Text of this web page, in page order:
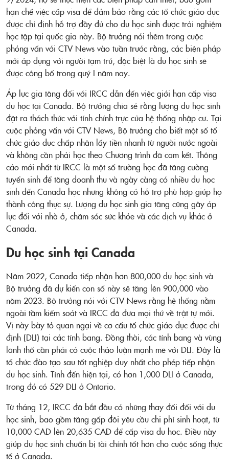
hạn chế việc cấp visa để đảm bảo rằng các tổ chức giáo dục
được chỉ định hỗ trợ đầy đủ cho du học sinh được trải nghiệm
học tập tại quốc gia này. Bộ trưởng nói thêm trong cuộc
phỏng vấn với CTV News vào tuần trước rằng, các biện pháp
mới áp dụng với người tạm trú, đặc biệt là du học sinh sẽ
được công bố trong quý I năm nay.
Áp lực gia tăng đối với IRCC dẫn đến việc giới hạn cấp visa
du học tại Canada. Bộ trưởng chia sẻ rằng lượng du học sinh
đặt ra thách thức với tính chính trực của hệ thống nhập cư. Tại
cuộc phỏng vấn với CTV News, Bộ trưởng cho biết một số tổ
chức giáo dục chấp nhận lấy tiền nhanh từ người nước ngoài
và không cần phải học theo Chương trình đã cam kết. Thông
cáo mới nhất từ IRCC là một số trường học đã tăng cường
tuyển sinh để tăng doanh thu và ngày càng có nhiều du học
sinh đến Canada học nhưng không có hỗ trợ phù hợp giúp họ
thành công thực sự. Lượng du học sinh gia tăng cũng gây áp
lực đối với nhà ở, chăm sóc sức khỏe và các dịch vụ khác ở
Canada.
Du học sinh tại Canada
Năm 2022, Canada tiếp nhận hơn 800,000 du học sinh và
Bộ trưởng đã dự kiến con số này sẽ tăng lên 900,000 vào
năm 2023. Bộ trưởng nói với CTV News rằng hệ thống nằm
ngoài tầm kiểm soát và IRCC đã đưa mọi thứ về trật tự mới.
Vị này bày tỏ quan ngại về cơ cấu tổ chức giáo dục được chỉ
định (DLI) tại các tỉnh bang. Đồng thời, các tỉnh bang và vùng
lãnh thổ cần phải có cuộc thảo luận mạnh mẽ với DLI. Đây là
tổ chức đào tạo sau tốt nghiệp duy nhất cho phép tiếp nhận
du học sinh. Tính đến hiện tại, có hơn 1,000 DLI ở Canada,
trong đó có 529 DLI ở Ontario.
Từ tháng 12, IRCC đã bắt đầu có những thay đổi đối với du
học sinh, bao gồm tăng gấp đôi yêu cầu chi phí sinh hoạt, từ
10,000 CAD lên 20,635 CAD để cấp visa du học. Điều này
giúp du học sinh chuẩn bị tài chính tốt hơn cho cuộc sống thực
tế ở Canada.